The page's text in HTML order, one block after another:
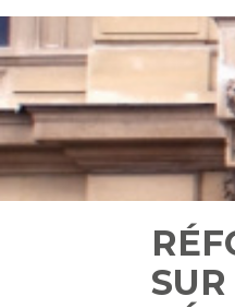
au
contenu